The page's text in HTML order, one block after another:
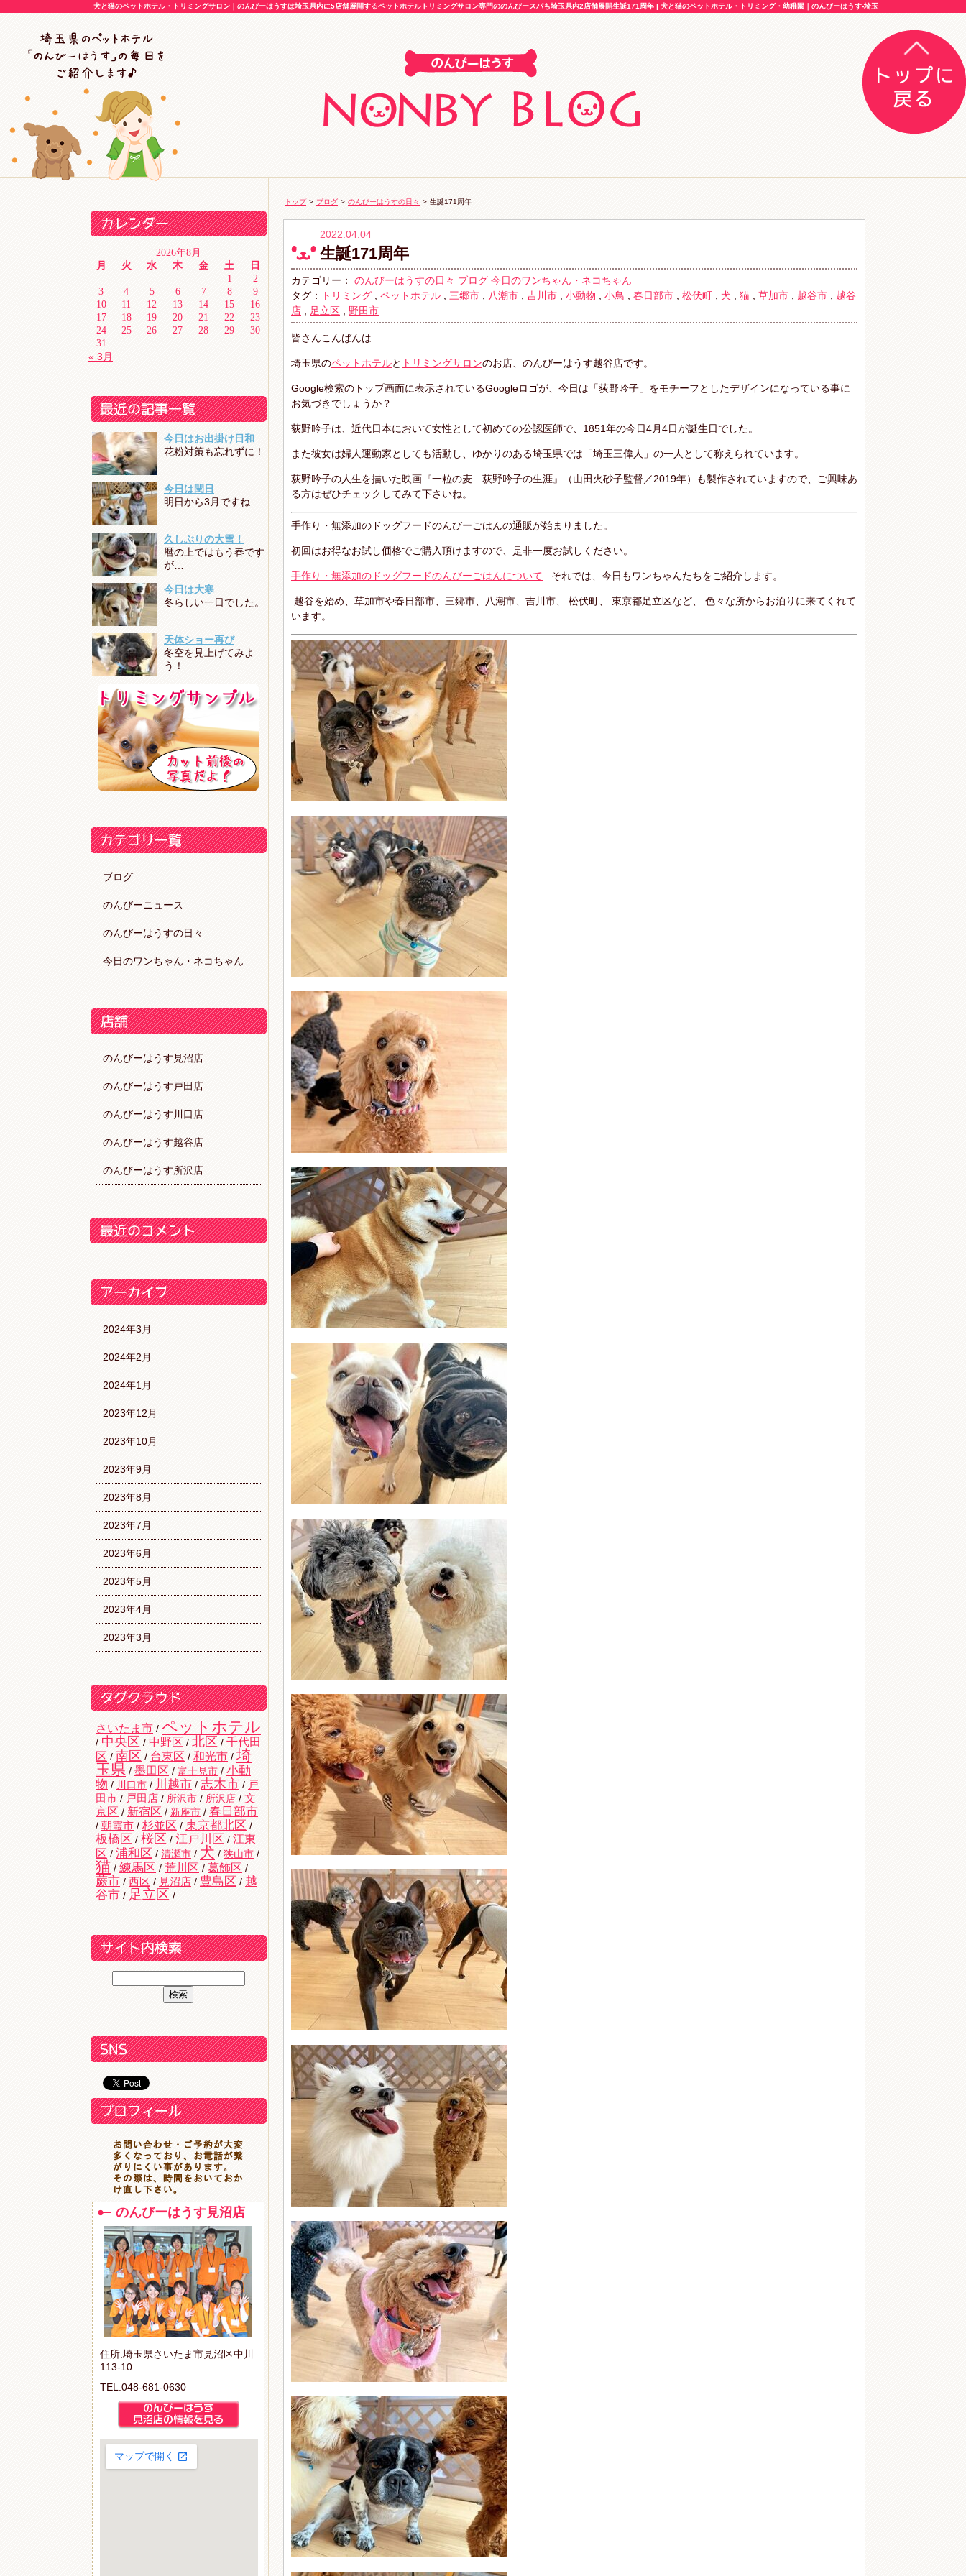
犬と猫のペットホテル・トリミングサロン｜のんびーはうすは埼玉県内に5店舗展開するペットホテルトリミングサロン専門ののんびースパも埼玉県内2店舗展開生誕171周年 | 犬と猫のペットホテル・トリミング・幼稚園｜のんびーはうす-埼玉
2026年8月
月
火 水 木 金 土
日
1
2
3
4 5 6 7 8
9
10
11 12 13 14 15
16
17
18 19 20 21 22
23
24
25 26 27 28 29
30
31
« 3月
今日はお出掛け日和
花粉対策も忘れずに！
今日は閏日
明日から3月ですね
久しぶりの大雪！
暦の上ではもう春です
が…
今日は大寒
冬らしい一日でした。
天体ショー再び
冬空を見上げてみよ
う！
ブログ
のんびーニュース
のんびーはうすの日々
今日のワンちゃん・ネコちゃん
のんびーはうす見沼店
のんびーはうす戸田店
のんびーはうす川口店
のんびーはうす越谷店
のんびーはうす所沢店
2024年3月
2024年2月
2024年1月
2023年12月
2023年10月
2023年9月
2023年8月
2023年7月
2023年6月
2023年5月
2023年4月
2023年3月
さいたま市 / ペットホテル
/ 中央区 / 中野区 / 北区 / 千代田
区 / 南区 / 台東区 / 和光市 / 埼
玉県 / 墨田区 / 富士見市 / 小動
物 / 川口市 / 川越市 / 志木市 / 戸
田市 / 戸田店 / 所沢市 / 所沢店 / 文
京区 / 新宿区 / 新座市 / 春日部市
/ 朝霞市 / 杉並区 / 東京都北区 /
板橋区 / 桜区 / 江戸川区 / 江東
区 / 浦和区 / 清瀬市 / 犬 / 狭山市 /
猫 / 練馬区 / 荒川区 / 葛飾区 /
蕨市 / 西区 / 見沼店 / 豊島区 / 越
谷市 / 足立区 /
のんびーはうす見沼店
住所.埼玉県さいたま市見沼区中川
113-10
TEL.048-681-0630
トップ > ブログ > のんびーはうすの日々 > 生誕171周年
2022.04.04
生誕171周年
カテゴリー： のんびーはうすの日々 ブログ 今日のワンちゃん・ネコちゃん
タグ：
トリミング ペットホテル 三郷市 八潮市 吉川市 小動物 小鳥 春日部市 松伏町 犬 猫 草加市 越谷市
越谷
店
足立区 野田市
皆さんこんばんは
埼玉県のペットホテルと トリミングサロンのお店、のんびーはうす越谷店です。
Google検索のトップ画面に表示されているGoogleロゴが、今日は「荻野吟子」をモチーフとしたデザインになっている事に
お気づきでしょうか？
荻野吟子は、近代日本において女性として初めての公認医師で、1851年の今日4月4日が誕生日でした。
また彼女は婦人運動家としても活動し、ゆかりのある埼玉県では「埼玉三偉人」の一人として称えられています。
荻野吟子の人生を描いた映画『一粒の麦 荻野吟子の生涯』（山田火砂子監督／2019年）も製作されていますので、ご興味あ
る方はぜひチェックしてみて下さいね。
手作り・無添加のドッグフードのんびーごはんの通販が始まりました。
初回はお得なお試し価格でご購入頂けますので、是非一度お試しください。
手作り・無添加のドッグフードのんびーごはんについて それでは、今日もワンちゃんたちをご紹介します。
越谷を始め、草加市や春日部市、三郷市、八潮市、吉川市、 松伏町、 東京都足立区など、 色々な所からお泊りに来てくれて
います。